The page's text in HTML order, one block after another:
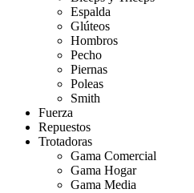
Espalda
Glúteos
Hombros
Pecho
Piernas
Poleas
Smith
Fuerza
Repuestos
Trotadoras
Gama Comercial
Gama Hogar
Gama Media